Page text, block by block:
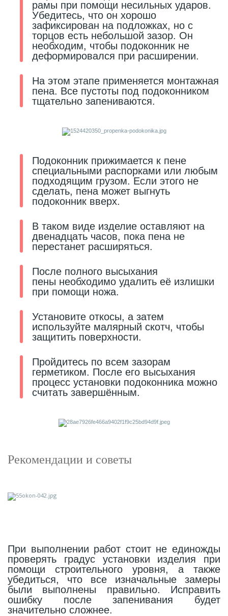
рамы при помощи несильных ударов.
Убедитесь, что он хорошо
зафиксирован на подложках, но с
торцов есть небольшой зазор. Он
необходим, чтобы подоконник не
деформировался при расширении.
На этом этапе применяется монтажная
пена. Все пустоты под подоконником
тщательно запениваются.
Подоконник прижимается к пене
специальными распорками или любым
подходящим грузом. Если этого не
сделать, пена может выгнуть
подоконник вверх.
В таком виде изделие оставляют на
двенадцать часов, пока пена не
перестанет расширяться.
После полного высыхания
пены необходимо удалить её излишки
при помощи ножа.
Установите откосы, а затем
используйте малярный скотч, чтобы
защитить поверхности.
Пройдитесь по всем зазорам
герметиком. После его высыхания
процесс установки подоконника можно
считать завершённым.
Рекомендации и советы
При выполнении работ стоит не единожды
проверять градус установки изделия при
помощи строительного уровня, а также
убедиться, что все изначальные замеры
были выполнены правильно. Исправить
ошибку после запенивания будет
значительно сложнее.
Пилястры цветные
Уголки цветные